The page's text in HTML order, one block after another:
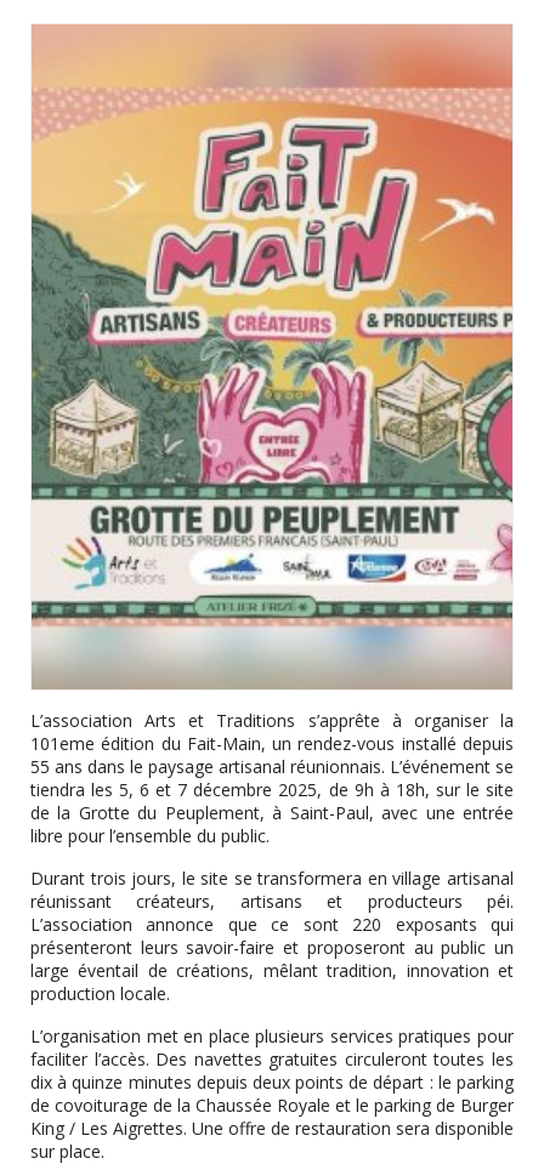
L’association Arts et Traditions s’apprête à organiser la
101eme édition du Fait-Main, un rendez-vous installé depuis
55 ans dans le paysage artisanal réunionnais. L’événement se
tiendra les 5, 6 et 7 décembre 2025, de 9h à 18h, sur le site
de la Grotte du Peuplement, à Saint-Paul, avec une entrée
libre pour l’ensemble du public.
Durant trois jours, le site se transformera en village artisanal
réunissant créateurs, artisans et producteurs péi.
L’association annonce que ce sont 220 exposants qui
présenteront leurs savoir-faire et proposeront au public un
large éventail de créations, mêlant tradition, innovation et
production locale.
L’organisation met en place plusieurs services pratiques pour
faciliter l’accès. Des navettes gratuites circuleront toutes les
dix à quinze minutes depuis deux points de départ : le parking
de covoiturage de la Chaussée Royale et le parking de Burger
King / Les Aigrettes. Une offre de restauration sera disponible
sur place.